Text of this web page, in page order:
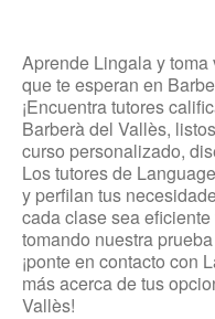
Aprende Lingala y
que te esperan en
¡Encuentra tutores
Barberà del Vallès,
curso personalizado,
Los tutores de
y perfilan tus
cada clase sea
tomando nuestra
¡ponte en contacto con
más acerca de tus
Vallès!